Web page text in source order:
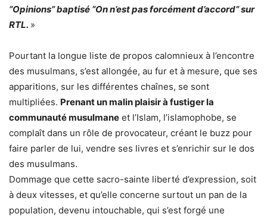
“Opinions” baptisé “On n’est pas forcément d’accord” sur
RTL. »
Pourtant la longue liste de propos calomnieux à l’encontre
des musulmans, s’est allongée, au fur et à mesure, que ses
apparitions, sur les différentes chaînes, se sont
multipliées. Prenant un malin plaisir à fustiger la
communauté musulmane et l’Islam, l’islamophobe, se
complaît dans un rôle de provocateur, créant le buzz pour
faire parler de lui, vendre ses livres et s’enrichir sur le dos
des musulmans.
Dommage que cette sacro-sainte liberté d’expression, soit
à deux vitesses, et qu’elle concerne surtout un pan de la
population, devenu intouchable, qui s’est forgé une